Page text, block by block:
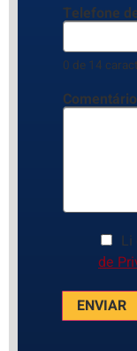
Telefone
0 de 14
Li
de
ENVIAR